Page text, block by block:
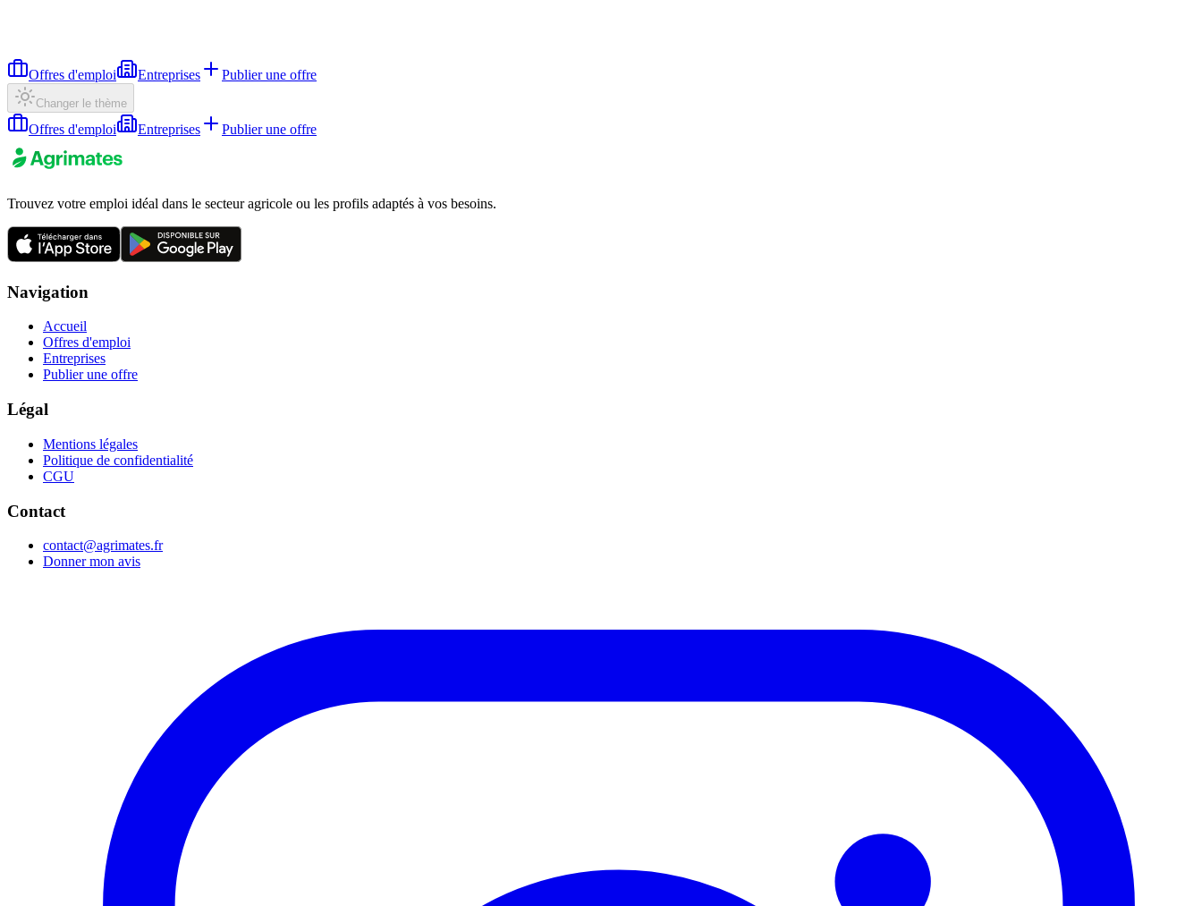
Offres d'emploi Entreprises Publier une offre
Changer le thème
Offres d'emploi Entreprises Publier une offre
Trouvez votre emploi idéal dans le secteur agricole ou les profils adaptés à vos besoins.
Navigation
Accueil
Offres d'emploi
Entreprises
Publier une offre
Légal
Mentions légales
Politique de confidentialité
CGU
Contact
contact@agrimates.fr
Donner mon avis